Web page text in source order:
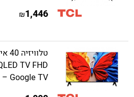
1,446
₪
Google TV – משלוח חינם